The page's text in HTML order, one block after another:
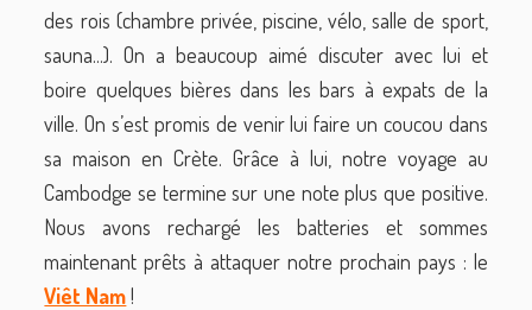
des rois (chambre privée, piscine, vélo, salle de sport,
sauna...). On a beaucoup aimé discuter avec lui et
boire quelques bières dans les bars à expats de la
ville. On s’est promis de venir lui faire un coucou dans
sa maison en Crète. Grâce à lui, notre voyage au
Cambodge se termine sur une note plus que positive.
Nous avons rechargé les batteries et sommes
maintenant prêts à attaquer notre prochain pays : le
Viêt Nam!